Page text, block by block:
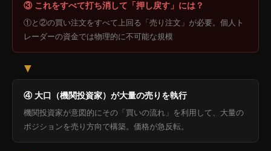
③ これをすべて打ち消して「押し戻す」には？
①と②の買い注文をすべて上回る「売り注文」が必要。個人ト
レーダーの資金では物理的に不可能な規模
▼
④ 大口（機関投資家）が大量の売りを執行
機関投資家が意図的にその「買いの流れ」を利用して、大量の
ポジションを売り方向で構築。価格が急反転。